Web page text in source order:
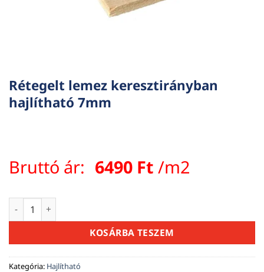
Rétegelt lemez keresztirányban
hajlítható 7mm
Bruttó ár: 6490 Ft /m2
Rétegelt lemez keresztirányban hajlítható 7mm mennyiség
KOSÁRBA TESZEM
Kategória: Hajlítható